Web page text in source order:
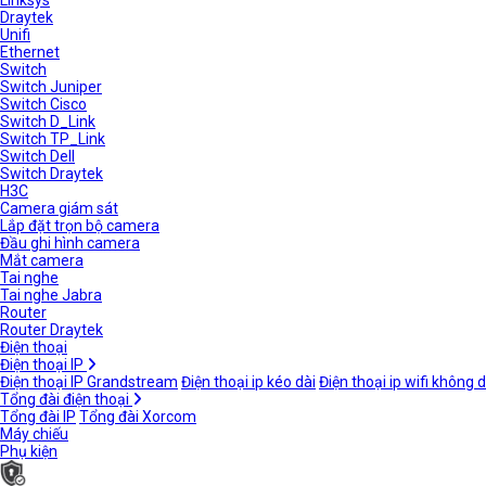
Draytek
Unifi
Ethernet
Switch
Switch Juniper
Switch Cisco
Switch D_Link
Switch TP_Link
Switch Dell
Switch Draytek
H3C
Camera giám sát
Lắp đặt trọn bộ camera
Đầu ghi hình camera
Mắt camera
Tai nghe
Tai nghe Jabra
Router
Router Draytek
Điện thoại
Điện thoại IP
Điện thoại IP Grandstream Điện thoại ip kéo dài Điện thoại ip wifi không
Tổng đài điện thoại
Tổng đài IP Tổng đài Xorcom
Máy chiếu
Phụ kiện